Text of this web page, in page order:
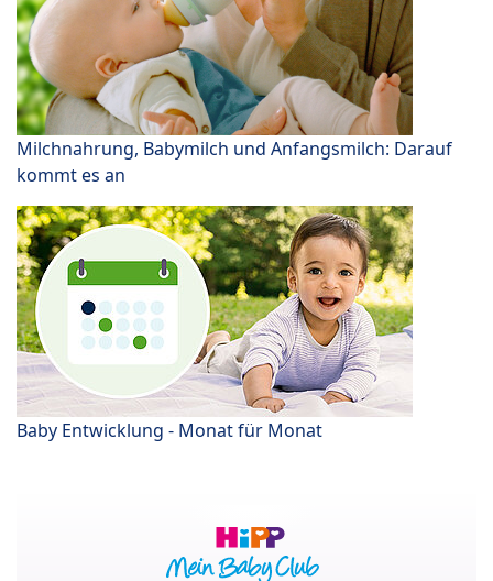
Milchnahrung, Babymilch und Anfangsmilch: Darauf
kommt es an
Baby Entwicklung - Monat für Monat